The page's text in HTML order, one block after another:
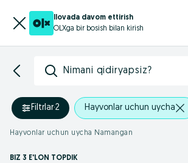
Ilovada davom ettirish
OLXga bir bosish bilan kirish
Nimani qidiryapsiz?
Filtrlar·2 Hayvonlar uchun uycha
Hayvonlar uchun uycha Namangan
BIZ 3 E'LON TOPDIK